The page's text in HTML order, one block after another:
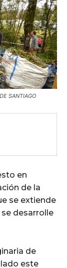
SANTIAGO
en
de la
se extiende
desarrolle
de
este